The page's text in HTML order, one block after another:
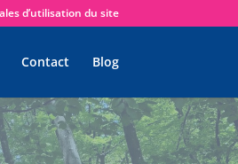
d’utilisation du site
Contact Blog